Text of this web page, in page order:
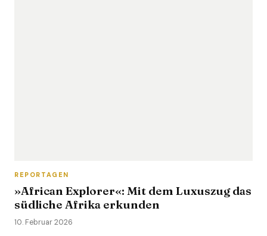
REPORTAGEN
»African Explorer«: Mit dem Luxuszug das
südliche Afrika erkunden
10. Februar 2026